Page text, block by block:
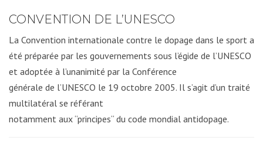
CONVENTION DE L’UNESCO
La Convention internationale contre le dopage dans le sport a
été préparée par les gouvernements sous l’égide de l’UNESCO
et adoptée à l’unanimité par la Conférence
générale de l’UNESCO le 19 octobre 2005. Il s’agit d’un traité
multilatéral se référant
notamment aux “principes“ du code mondial antidopage.